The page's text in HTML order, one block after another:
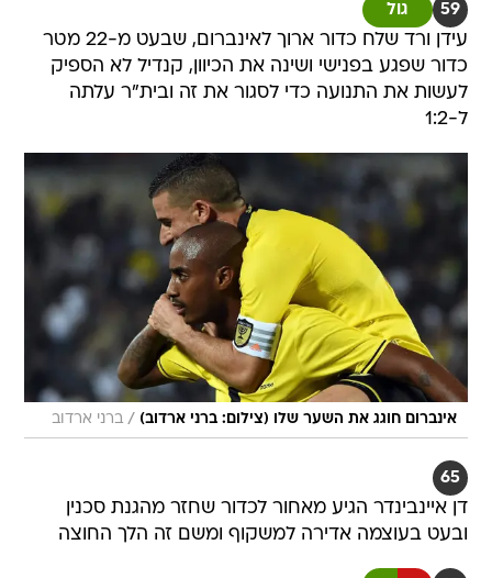
59 גול
עידן ורד שלח כדור ארוך לאינברום, שבעט מ-22 מטר
כדור שפגע בפנישי ושינה את הכיוון, קנדיל לא הספיק
לעשות את התנועה כדי לסגור את זה ובית"ר עלתה
ל-1:2
אינברום חוגג את השער שלו (צילום: ברני ארדוב) / ברני ארדוב
65
דן איינבינדר הגיע מאחור לכדור שחזר מהגנת סכנין
ובעט בעוצמה אדירה למשקוף ומשם זה הלך החוצה